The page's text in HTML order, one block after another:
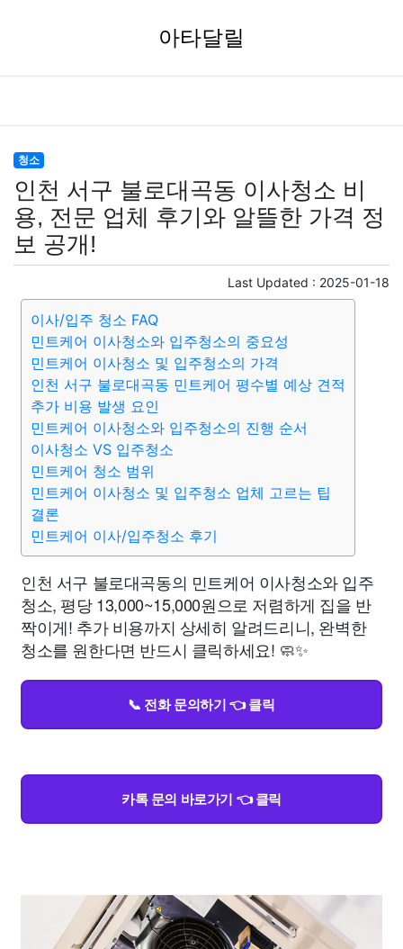
아타달릴
청소
인천 서구 불로대곡동 이사청소 비
용, 전문 업체 후기와 알뜰한 가격 정
보 공개!
Last Updated : 2025-01-18
이사/입주 청소 FAQ
민트케어 이사청소와 입주청소의 중요성
민트케어 이사청소 및 입주청소의 가격
인천 서구 불로대곡동 민트케어 평수별 예상 견적
추가 비용 발생 요인
민트케어 이사청소와 입주청소의 진행 순서
이사청소 VS 입주청소
민트케어 청소 범위
민트케어 이사청소 및 입주청소 업체 고르는 팁
결론
민트케어 이사/입주청소 후기
인천 서구 불로대곡동의 민트케어 이사청소와 입주
청소, 평당 13,000~15,000원으로 저렴하게 집을 반
짝이게! 추가 비용까지 상세히 알려드리니, 완벽한
청소를 원한다면 반드시 클릭하세요! 🧼✨
📞 전화 문의하기 👈 클릭
카톡 문의 바로가기 👈 클릭